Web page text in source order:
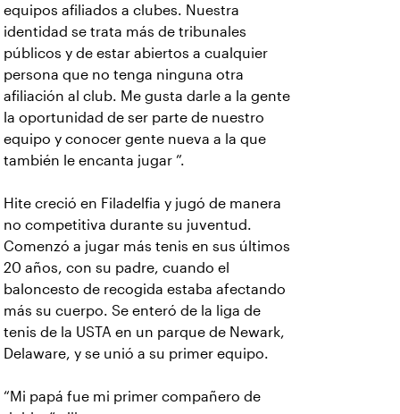
equipos afiliados a clubes. Nuestra
identidad se trata más de tribunales
públicos y de estar abiertos a cualquier
persona que no tenga ninguna otra
afiliación al club. Me gusta darle a la gente
la oportunidad de ser parte de nuestro
equipo y conocer gente nueva a la que
también le encanta jugar ”.
Hite creció en Filadelfia y jugó de manera
no competitiva durante su juventud.
Comenzó a jugar más tenis en sus últimos
20 años, con su padre, cuando el
baloncesto de recogida estaba afectando
más su cuerpo. Se enteró de la liga de
tenis de la USTA en un parque de Newark,
Delaware, y se unió a su primer equipo.
“Mi papá fue mi primer compañero de